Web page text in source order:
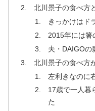
北川景子の食べ方
きっかけはド
2015年には箸
夫・DAIGOの
北川景子の食べ方
左利きなのに
17歳で一人暮
た